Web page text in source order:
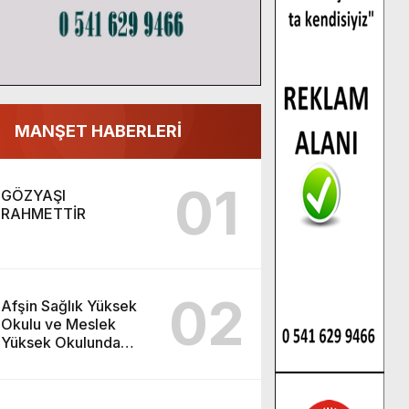
MANŞET HABERLERİ
GÖZYAŞI
RAHMETTİR
01
Afşin Sağlık Yüksek
Okulu ve Meslek
Yüksek Okulunda
02